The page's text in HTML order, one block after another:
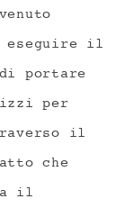
eseguire il
portare
per
il
che
il